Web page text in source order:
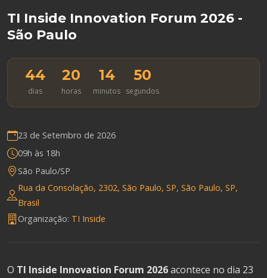
TI Inside Innovation Forum 2026 -
São Paulo
44
dias
20
horas
14
minutos
50
segundos
23 de Setembro de 2026
09h às 18h
São Paulo/SP
Rua da Consolação, 2302, São Paulo, SP, São Paulo, SP,
Brasil
Organização: TI Inside
O TI Inside Innovation Forum 2026acontece no dia 23